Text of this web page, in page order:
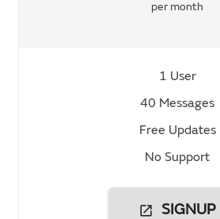
per month
1 User
40 Messages
Free Updates
No Support
open_in_new SIGNUP